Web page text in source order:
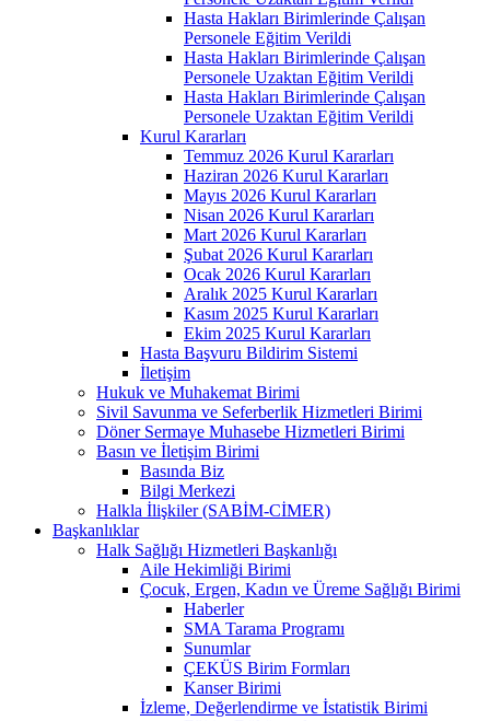
Hasta Hakları Birimlerinde Çalışan
Personele Eğitim Verildi
Hasta Hakları Birimlerinde Çalışan
Personele Uzaktan Eğitim Verildi
Hasta Hakları Birimlerinde Çalışan
Personele Uzaktan Eğitim Verildi
Kurul Kararları
Temmuz 2026 Kurul Kararları
Haziran 2026 Kurul Kararları
Mayıs 2026 Kurul Kararları
Nisan 2026 Kurul Kararları
Mart 2026 Kurul Kararları
Şubat 2026 Kurul Kararları
Ocak 2026 Kurul Kararları
Aralık 2025 Kurul Kararları
Kasım 2025 Kurul Kararları
Ekim 2025 Kurul Kararları
Hasta Başvuru Bildirim Sistemi
İletişim
Hukuk ve Muhakemat Birimi
Sivil Savunma ve Seferberlik Hizmetleri Birimi
Döner Sermaye Muhasebe Hizmetleri Birimi
Basın ve İletişim Birimi
Basında Biz
Bilgi Merkezi
Halkla İlişkiler (SABİM-CİMER)
Başkanlıklar
Halk Sağlığı Hizmetleri Başkanlığı
Aile Hekimliği Birimi
Çocuk, Ergen, Kadın ve Üreme Sağlığı Birimi
Haberler
SMA Tarama Programı
Sunumlar
ÇEKÜS Birim Formları
Kanser Birimi
İzleme, Değerlendirme ve İstatistik Birimi